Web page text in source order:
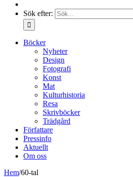
Sök efter:
Böcker
Nyheter
Design
Fotografi
Konst
Mat
Kulturhistoria
Resa
Skrivböcker
Trädgård
Författare
Pressinfo
Aktuellt
Om oss
Hem/60-tal